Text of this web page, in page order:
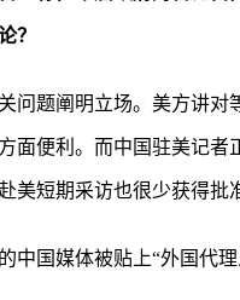
？
问题阐明立场。美方讲
面便利。而中国驻美记
美短期采访也很少获得批
中国媒体被贴上“外国代